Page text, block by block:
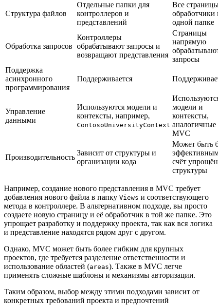
Структура файлов
Отдельные папки для
контроллеров и
представлений
Все
обработчики
одной папке
Обработка запросов
Контроллеры
обрабатывают запросы и
возвращают представления
Страницы
напрямую
запросы
Поддержка
асинхронного
программирования
Поддерживается
Управление
данными
Используются модели и
контексты, например,
ContosoUniversityContext
модели и
контексты,
аналогичные
MVC
Производительность
Зависит от структуры и
организации кода
Может быть
счёт
структуры
Например, создание нового представления в MVC требует
добавления нового файла в папку Views и соответствующего
метода в контроллере. В альтернативном подходе, вы просто
создаете новую страницу и её обработчик в той же папке. Это
упрощает разработку и поддержку проекта, так как вся логика
и представление находятся рядом друг с другом.
Однако, MVC может быть более гибким для крупных
проектов, где требуется разделение ответственности и
использование областей (areas). Также в MVC легче
применять сложные шаблоны и механизмы авторизации.
Таким образом, выбор между этими подходами зависит от
конкретных требований проекта и предпочтений